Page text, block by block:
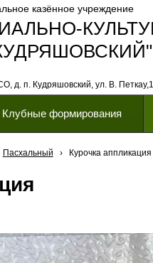
д. п. Кудряшовский, ул. В.
казённое учреждение
Клубные формирования
Пасхальный › Курочка аппликация